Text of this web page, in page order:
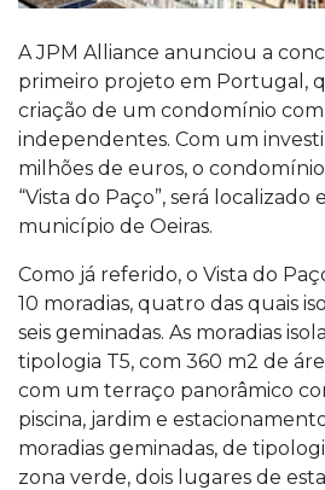
A JPM Alliance anunciou a
primeiro projeto em Portugal,
criação de um condomínio com
independentes. Com um
milhões de euros, o
“Vista do Paço”, será localizado
município de Oeiras.
Como já referido, o Vista do
10 moradias, quatro das quais
seis geminadas. As moradias
tipologia T5, com 360 m2 de
com um terraço panorâmico
piscina, jardim e
moradias geminadas, de
zona verde, dois lugares de